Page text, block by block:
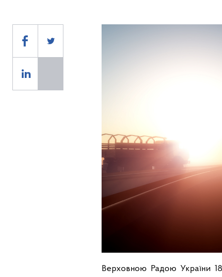
Верховною Радою України